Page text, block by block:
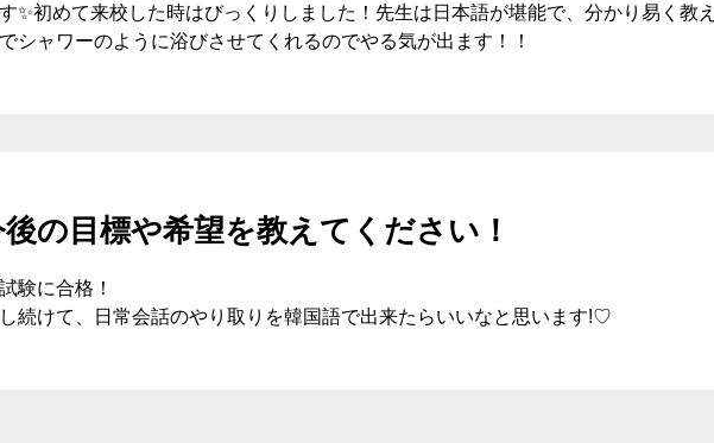
✨初めて来校した時はびっくりしました！先生は日本語が堪能で、分かり易く教
シャワーのように浴びさせてくれるのでやる気が出ます！！
の目標や希望を教えてください！
験に合格！
続けて、日常会話のやり取りを韓国語で出来たらいいなと思います!♡